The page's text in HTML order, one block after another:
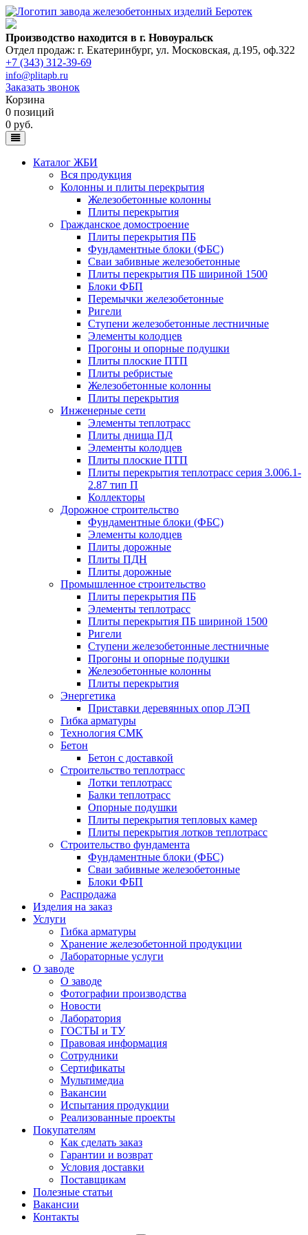
Производство находится в г. Новоуральск
Отдел продаж: г. Екатеринбург, ул. Московская, д.195, оф.322
+7 (343) 312-39-69
info@plitapb.ru
Заказать звонок
Корзина
0 позиций
0 руб.
Каталог ЖБИ
Вся продукция
Колонны и плиты перекрытия
Железобетонные колонны
Плиты перекрытия
Гражданское домостроение
Плиты перекрытия ПБ
Фундаментные блоки (ФБС)
Сваи забивные железобетонные
Плиты перекрытия ПБ шириной 1500
Блоки ФБП
Перемычки железобетонные
Ригели
Ступени железобетонные лестничные
Элементы колодцев
Прогоны и опорные подушки
Плиты плоские ПТП
Плиты ребристые
Железобетонные колонны
Плиты перекрытия
Инженерные сети
Элементы теплотрасс
Плиты днища ПД
Элементы колодцев
Плиты плоские ПТП
Плиты перекрытия теплотрасс серия 3.006.1-
2.87 тип П
Коллекторы
Дорожное строительство
Фундаментные блоки (ФБС)
Элементы колодцев
Плиты дорожные
Плиты ПДН
Плиты дорожные
Промышленное строительство
Плиты перекрытия ПБ
Элементы теплотрасс
Плиты перекрытия ПБ шириной 1500
Ригели
Ступени железобетонные лестничные
Прогоны и опорные подушки
Железобетонные колонны
Плиты перекрытия
Энергетика
Приставки деревянных опор ЛЭП
Гибка арматуры
Технология СМК
Бетон
Бетон с доставкой
Строительство теплотрасс
Лотки теплотрасс
Балки теплотрасс
Опорные подушки
Плиты перекрытия тепловых камер
Плиты перекрытия лотков теплотрасс
Строительство фундамента
Фундаментные блоки (ФБС)
Сваи забивные железобетонные
Блоки ФБП
Распродажа
Изделия на заказ
Услуги
Гибка арматуры
Хранение железобетонной продукции
Лабораторные услуги
О заводе
О заводе
Фотографии производства
Новости
Лаборатория
ГОСТЫ и ТУ
Правовая информация
Сотрудники
Сертификаты
Мультимедиа
Вакансии
Испытания продукции
Реализованные проекты
Покупателям
Как сделать заказ
Гарантии и возврат
Условия доставки
Поставщикам
Полезные статьи
Вакансии
Контакты